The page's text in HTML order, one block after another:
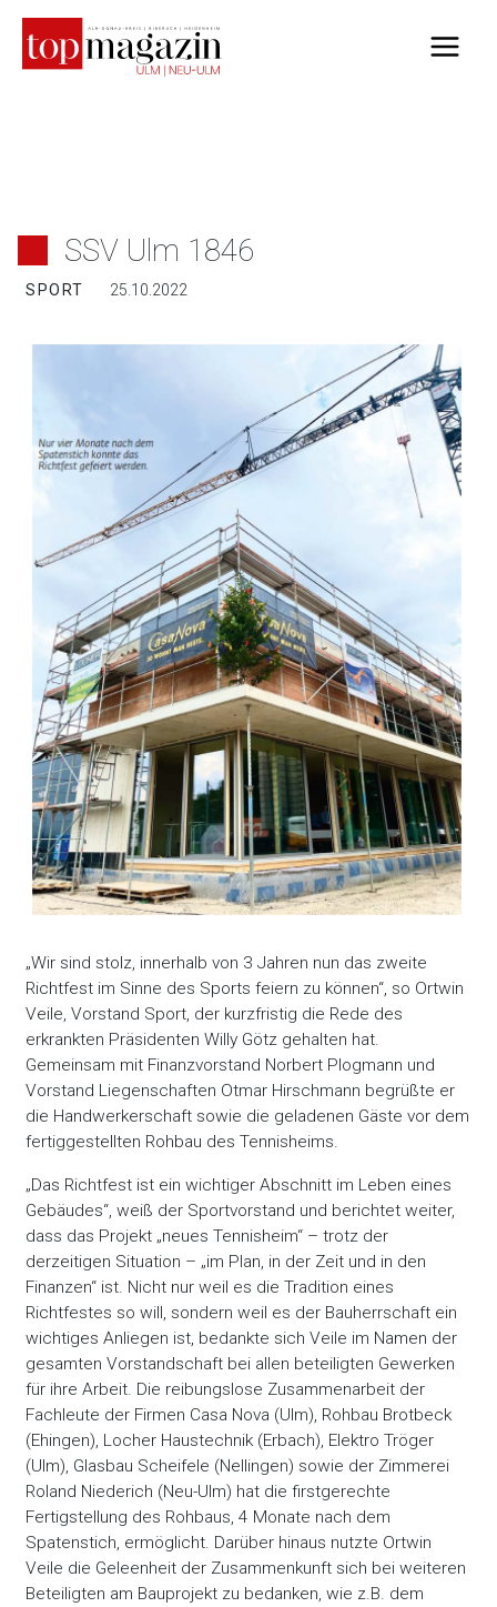
Inhalt
springen
SSV Ulm 1846
SPORT 25.10.2022
„Wir sind stolz, innerhalb von 3 Jahren nun das zweite
Richtfest im Sinne des Sports feiern zu können“, so Ortwin
Veile, Vorstand Sport, der kurzfristig die Rede des
erkrankten Präsidenten Willy Götz gehalten hat.
Gemeinsam mit Finanzvorstand Norbert Plogmann und
Vorstand Liegenschaften Otmar Hirschmann begrüßte er
die Handwerkerschaft sowie die geladenen Gäste vor dem
fertiggestellten Rohbau des Tennisheims.
„Das Richtfest ist ein wichtiger Abschnitt im Leben eines
Gebäudes“, weiß der Sportvorstand und berichtet weiter,
dass das Projekt „neues Tennisheim“ – trotz der
derzeitigen Situation – „im Plan, in der Zeit und in den
Finanzen“ ist. Nicht nur weil es die Tradition eines
Richtfestes so will, sondern weil es der Bauherrschaft ein
wichtiges Anliegen ist, bedankte sich Veile im Namen der
gesamten Vorstandschaft bei allen beteiligten Gewerken
für ihre Arbeit. Die reibungslose Zusammenarbeit der
Fachleute der Firmen Casa Nova (Ulm), Rohbau Brotbeck
(Ehingen), Locher Haustechnik (Erbach), Elektro Tröger
(Ulm), Glasbau Scheifele (Nellingen) sowie der Zimmerei
Roland Niederich (Neu-Ulm) hat die firstgerechte
Fertigstellung des Rohbaus, 4 Monate nach dem
Spatenstich, ermöglicht. Darüber hinaus nutzte Ortwin
Veile die Geleenheit der Zusammenkunft sich bei weiteren
Beteiligten am Bauprojekt zu bedanken, wie z.B. dem